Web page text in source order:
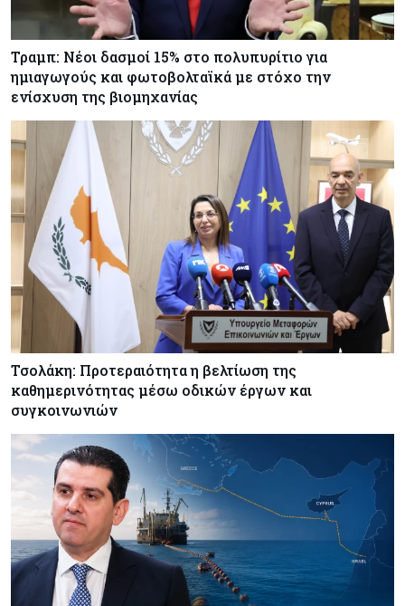
Τραμπ: Νέοι δασμοί 15% στο πολυπυρίτιο για
ημιαγωγούς και φωτοβολταϊκά με στόχο την
ενίσχυση της βιομηχανίας
Τσολάκη: Προτεραιότητα η βελτίωση της
καθημερινότητας μέσω οδικών έργων και
συγκοινωνιών